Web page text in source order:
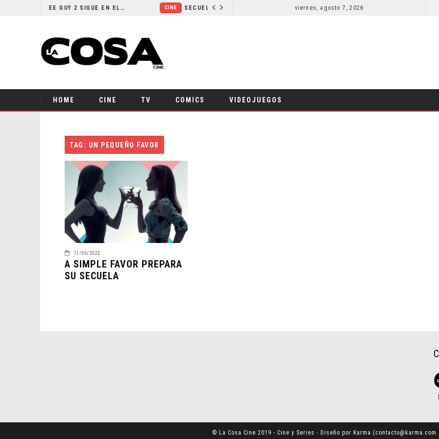
¿POR QUÉ FREE GUY 2 SIGUE EN EL LIMBO? CINE
viernes, agosto 7, 2026
HOME CINE TV COMICS VIDEOJUEGOS
TAG: UN PEQUEÑO FAVOR
11/05/2022
A SIMPLE FAVOR PREPARA
SU SECUELA
© La Cosa Cine 2019 - Cine y Series - Diseño por Karma (